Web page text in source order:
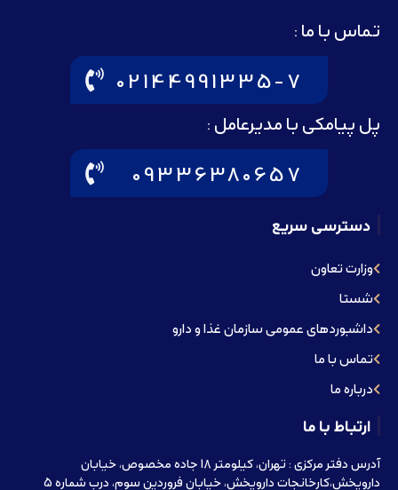
تماس با ما :
02144991335-7
پل پیامکی با مدیرعامل :
09336380657
دسترسی سریع
وزارت تعاون
شستا
داشبوردهای عمومی سازمان غذا و دارو
تماس با ما
درباره ما
ارتباط با ما
آدرس دفتر مرکزی : تهران، کیلومتر 18 جاده مخصوص، خیابان
داروپخش،کارخانجات داروپخش، خیابان فروردین سوم، درب شماره 5